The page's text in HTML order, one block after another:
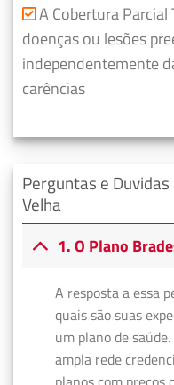
A Cobertura Parcial
doenças ou lesões
independentemente
carências
Perguntas e
Velha
1. O Plano
A resposta a essa
quais são suas
um plano de
ampla rede